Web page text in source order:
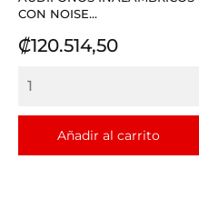
CON NOISE...
Precio
₡120.514,50
Añadir al carrito